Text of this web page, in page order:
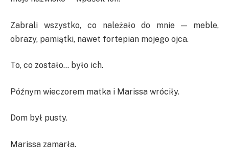
Zabrali wszystko, co należało do mnie — meble,
obrazy, pamiątki, nawet fortepian mojego ojca.
To, co zostało… było ich.
Późnym wieczorem matka i Marissa wróciły.
Dom był pusty.
Marissa zamarła.